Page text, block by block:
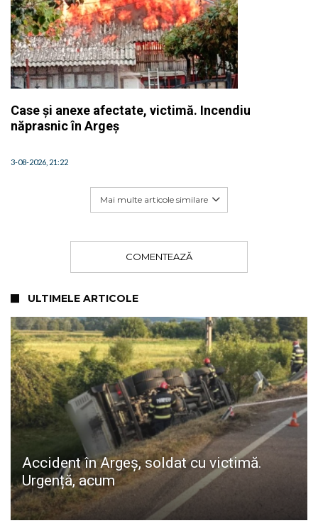
Case și anexe afectate, victimă. Incendiu
năprasnic în Argeș
3-08-2026, 21:22
Mai multe articole similare
COMENTEAZĂ
ULTIMELE ARTICOLE
Accident în Argeș, soldat cu victimă.
Urgență, acum